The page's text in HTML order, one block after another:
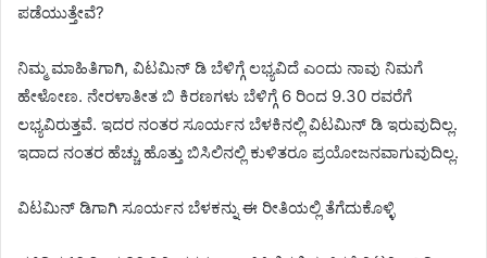
ಪಡೆಯುತ್ತೇವೆ?
ನಿಮ್ಮ ಮಾಹಿತಿಗಾಗಿ, ವಿಟಮಿನ್ ಡಿ ಬೆಳಿಗ್ಗೆ ಲಭ್ಯವಿದೆ ಎಂದು ನಾವು ನಿಮಗೆ
ಹೇಳೋಣ. ನೇರಳಾತೀತ ಬಿ ಕಿರಣಗಳು ಬೆಳಿಗ್ಗೆ 6 ರಿಂದ 9.30 ರವರೆಗೆ
ಲಭ್ಯವಿರುತ್ತವೆ. ಇದರ ನಂತರ ಸೂರ್ಯನ ಬೆಳಕಿನಲ್ಲಿ ವಿಟಮಿನ್ ಡಿ ಇರುವುದಿಲ್ಲ.
ಇದಾದ ನಂತರ ಹೆಚ್ಚು ಹೊತ್ತು ಬಿಸಿಲಿನಲ್ಲಿ ಕುಳಿತರೂ ಪ್ರಯೋಜನವಾಗುವುದಿಲ್ಲ.
ವಿಟಮಿನ್ ಡಿಗಾಗಿ ಸೂರ್ಯನ ಬೆಳಕನ್ನು ಈ ರೀತಿಯಲ್ಲಿ ತೆಗೆದುಕೊಳ್ಳಿ